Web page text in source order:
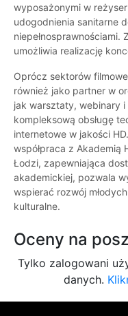
wyposażonymi w
udogodnienia sanitarne
niepełnosprawnościami.
umożliwia realizację
Oprócz sektorów
również jako partner w
jak warsztaty, webinary
kompleksową obsługę
internetowe w jakości
współpraca z Akademią
Łodzi, zapewniająca
akademickiej, pozwala
wspierać rozwój
kulturalne.
Oceny na
Tylko zalogowani
danych.